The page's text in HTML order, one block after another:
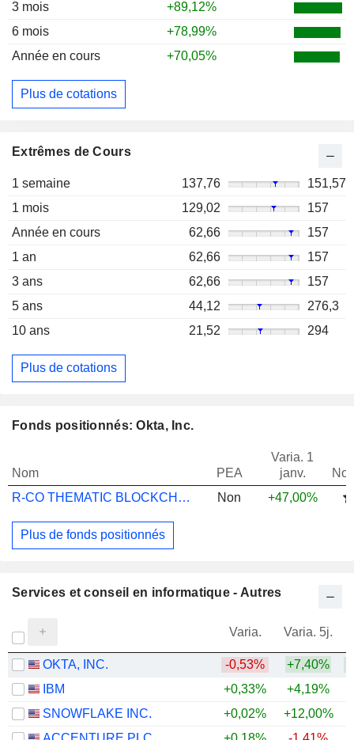
3 mois
+89,12%
6 mois
+78,99%
Année en cours
+70,05%
Plus de cotations
Extrêmes de Cours
1 semaine 137,76
151,57
1 mois
129,02
157
Année en cours
62,66
157
1 an
62,66
157
3 ans
62,66
157
5 ans
44,12
276,3
10 ans
21,52 294
Plus de cotations
Fonds positionnés: Okta, Inc.
Nom PEA
Varia. 1
janv.
R-CO THEMATIC BLOCKCHAIN GLOBAL EQ P EUR
Non +47,00%
Plus de fonds positionnés
Services et conseil en informatique - Autres
Varia. Varia. 5j.
OKTA, INC. -0,53% +7,40%
IBM
+0,33% +4,19%
SNOWFLAKE INC.
+0,02% +12,00%